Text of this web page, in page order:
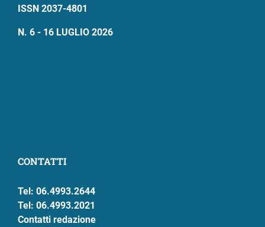
ISSN 2037-4801
N. 6 - 16 LUGLIO 2026
CONTATTI
Tel: 06.4993.2644
Tel: 06.4993.2021
Contatti redazione